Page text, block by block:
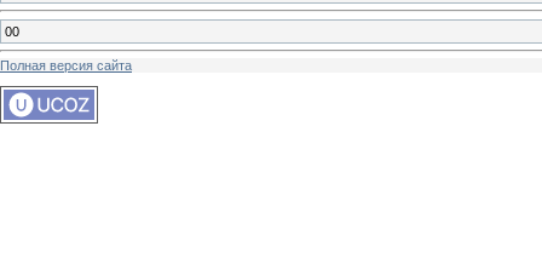
00
Полная версия сайта